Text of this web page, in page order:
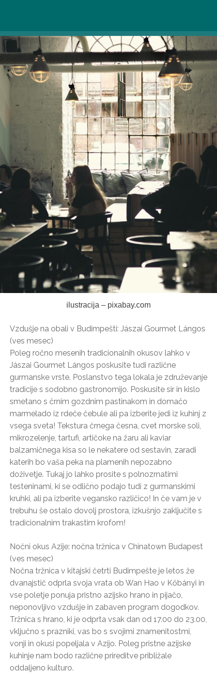
ilustracija – pixabay.com
Vzdušje na obali v Budimpešti: Jászai Gourmet Lángos
(ves mesec)
Poleg ročno mesenih tradicionalnih okusov lahko v
Jászai Gourmet Lángos poskusite tudi različne
gurmanske vrste. Poslanstvo tega lokala je združevanje
tradicije s sodobno gastronomijo. Poskusite sir in kislo
smetano s črnim gozdnim pastinakom in domačo
marmelado iz rdeče čebule ali pa izberite jedi iz kuhinj z
vsega sveta! Tekstura črnega česna, cvet morske soli,
mikrozelenje, tartufi, artičoke na žaru ali kaviar
balzamičnega kisa so le nekatere od sestavin, zaradi
katerih bo vaša peka na plamenih nepozabno
doživetje. Tukaj jo lahko prosite s polnozrnatimi
testeninami, ki se odlično podajo tudi z gurmanskimi
kruhki, ali pa izberite vegansko različico! In če vam je v
trebuhu še ostalo dovolj prostora, izkušnjo zaključite s
tradicionalnim trakastim krofom!
Nočni okus Azije: nočna tržnica v Chinatown Budapest
(ves mesec)
Nočna tržnica v kitajski četrti Budimpešte je letos že
dvanajstič odprla svoja vrata ob Wan Hao v Kőbányi in
vse poletje ponuja pristno azijsko hrano in pijačo,
neponovljivo vzdušje in zabaven program dogodkov.
Tržnica s hrano, ki je odprta vsak dan od 17.00 do 23.00,
vključno s prazniki, vas bo s svojimi znamenitostmi,
vonji in okusi popeljala v Azijo. Poleg pristne azijske
kuhinje nam bodo različne prireditve približale
oddaljeno kulturo.